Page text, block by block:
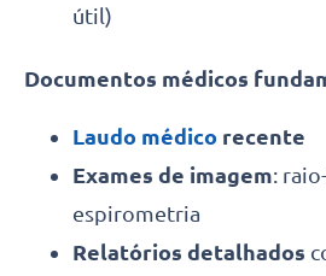
útil)
Documentos médicos
Laudo médico recente
Exames de imagem:
espirometria
Relatórios detalhados